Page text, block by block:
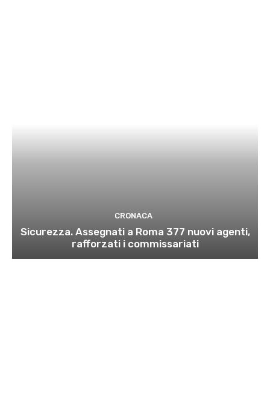
CRONACA
Sicurezza. Assegnati a Roma 377 nuovi agenti,
rafforzati i commissariati